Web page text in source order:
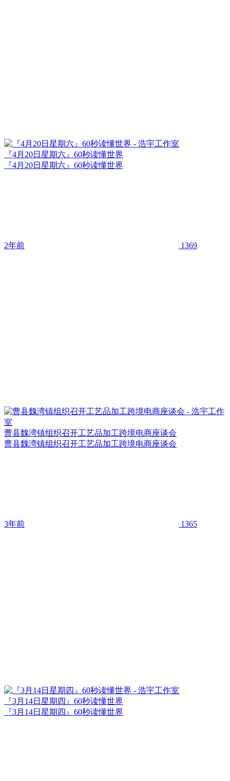
『4月20日星期六』60秒读懂世界
『4月20日星期六』60秒读懂世界
2年前 1369
曹县魏湾镇组织召开工艺品加工跨境电商座谈会
曹县魏湾镇组织召开工艺品加工跨境电商座谈会
3年前 1365
『3月14日星期四』60秒读懂世界
『3月14日星期四』60秒读懂世界